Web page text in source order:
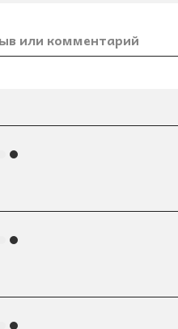
или комментарий